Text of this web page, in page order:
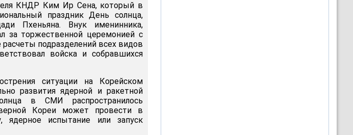
КНДР Ким Ир Сена, который в
праздник День солнца,
Пхеньяна. Внук именинника,
за торжественной церемонией с
подразделений всех видов
войска и собравшихся
ситуации на Корейском
развития ядерной и ракетной
в СМИ распространилось
Кореи может провести в
испытание или запуск